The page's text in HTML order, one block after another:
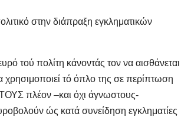
στην διάπραξη εγκληματικών
τού πολίτη κάνοντάς τον να αισθάνεται
χρησιμοποιεί τό όπλο της σε περίπτωση
πλέον –και όχι άγνωστους-
ώς κατά συνείδηση εγκληματίες